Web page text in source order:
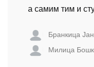
а самим тим и
Бранкица
Милица